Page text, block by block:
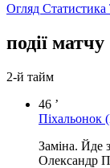
Огляд Статистика
події матчу
2-й тайм
46 ’
Піхальонок
Заміна. Йде
Олександр